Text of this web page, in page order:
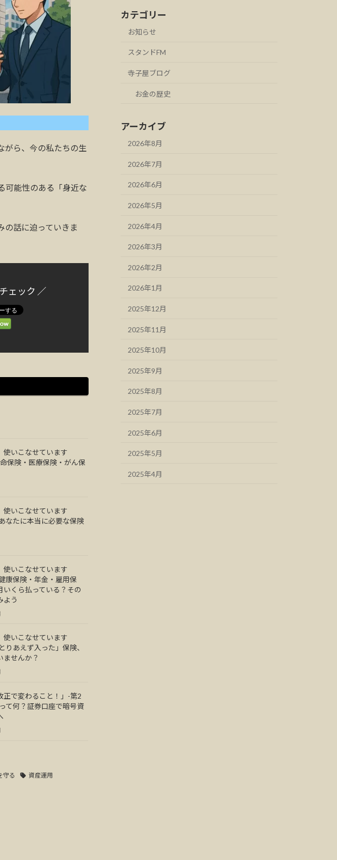
がら、今の私たちの生
可能性のある「身近な
の話に迫っていきま
ェック ／
使いこなせています
保険・医療保険・がん保
使いこなせています
なたに本当に必要な保険
使いこなせています
保険・年金・雇用保
いくら払っている？その
よう
使いこなせています
りあえず入った」保険、
ませんか？
正で変わること！」-第2
て何？証券口座で暗号資
守る 資産運用
カテゴリー
お知らせ
スタンドFM
寺子屋ブログ
お金の歴史
アーカイブ
2026年8月
2026年7月
2026年6月
2026年5月
2026年4月
2026年3月
2026年2月
2026年1月
2025年12月
2025年11月
2025年10月
2025年9月
2025年8月
2025年7月
2025年6月
2025年5月
2025年4月